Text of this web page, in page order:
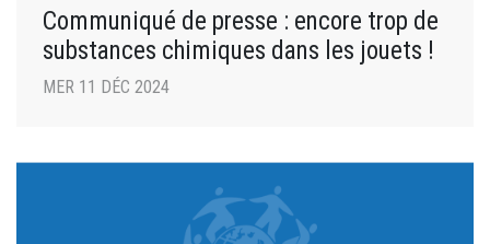
Communiqué de presse : encore trop de
substances chimiques dans les jouets !
MER 11 DÉC 2024